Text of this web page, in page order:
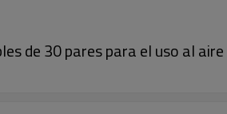
de 30 pares para el uso al